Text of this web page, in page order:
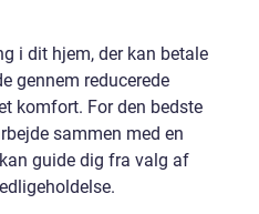
i dit hjem, der kan betale
gennem reducerede
komfort. For den bedste
sammen med en
guide dig fra valg af